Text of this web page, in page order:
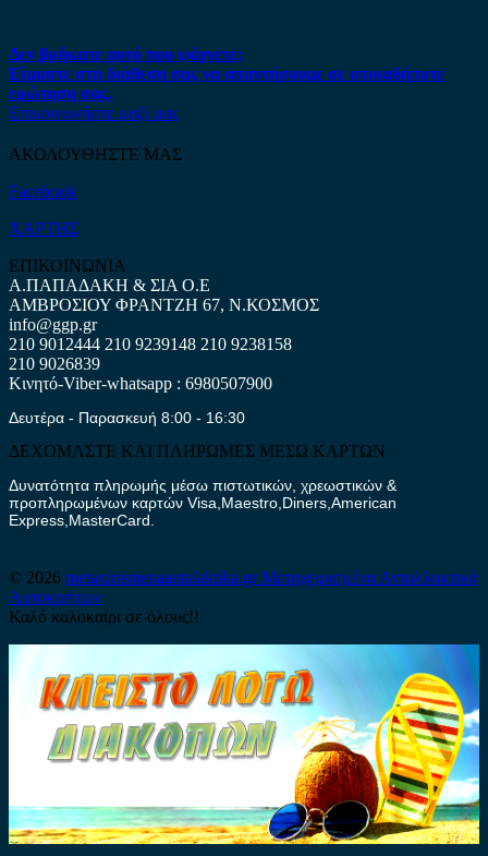
Δεν βρήκατε αυτό που ψάχνετε;
Είμαστε στη διάθεση σας να απαντήσουμε σε οποιαδήποτε
ερώτηση σας.
Επικοινωνήστε μαζί μας
ΑΚΟΛΟΥΘΗΣΤΕ ΜΑΣ
Facebook
ΧΑΡΤΗΣ
ΕΠΙΚΟΙΝΩΝΙΑ
Α.ΠΑΠΑΔΑΚΗ & ΣΙΑ Ο.Ε
ΑΜΒΡΟΣΙΟΥ ΦΡΑΝΤΖΗ 67, Ν.ΚΟΣΜΟΣ
info@ggp.gr
210 9012444 210 9239148 210 9238158
210 9026839
Κινητό-Viber-whatsapp : 6980507900
Δευτέρα - Παρασκευή 8:00 - 16:30
ΔΕΧΟΜΑΣΤΕ ΚΑΙ ΠΛΗΡΩΜΕΣ ΜΕΣΩ ΚΑΡΤΩΝ
Δυνατότητα πληρωμής μέσω πιστωτικών, χρεωστικών &
προπληρωμένων καρτών Visa,Maestro,Diners,American
Express,MasterCard.
© 2026 metaxirismenaantalaktika.grΜεταχειρισμένα Ανταλλακτικά
Αυτοκινήτων
Καλό καλοκαίρι σε όλους!!